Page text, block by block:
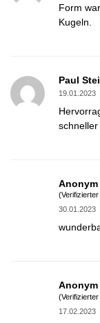
Form
Kugeln.
Paul
19.01.2023
schneller
Anonym
30.01.2023
Anonym
17.02.2023